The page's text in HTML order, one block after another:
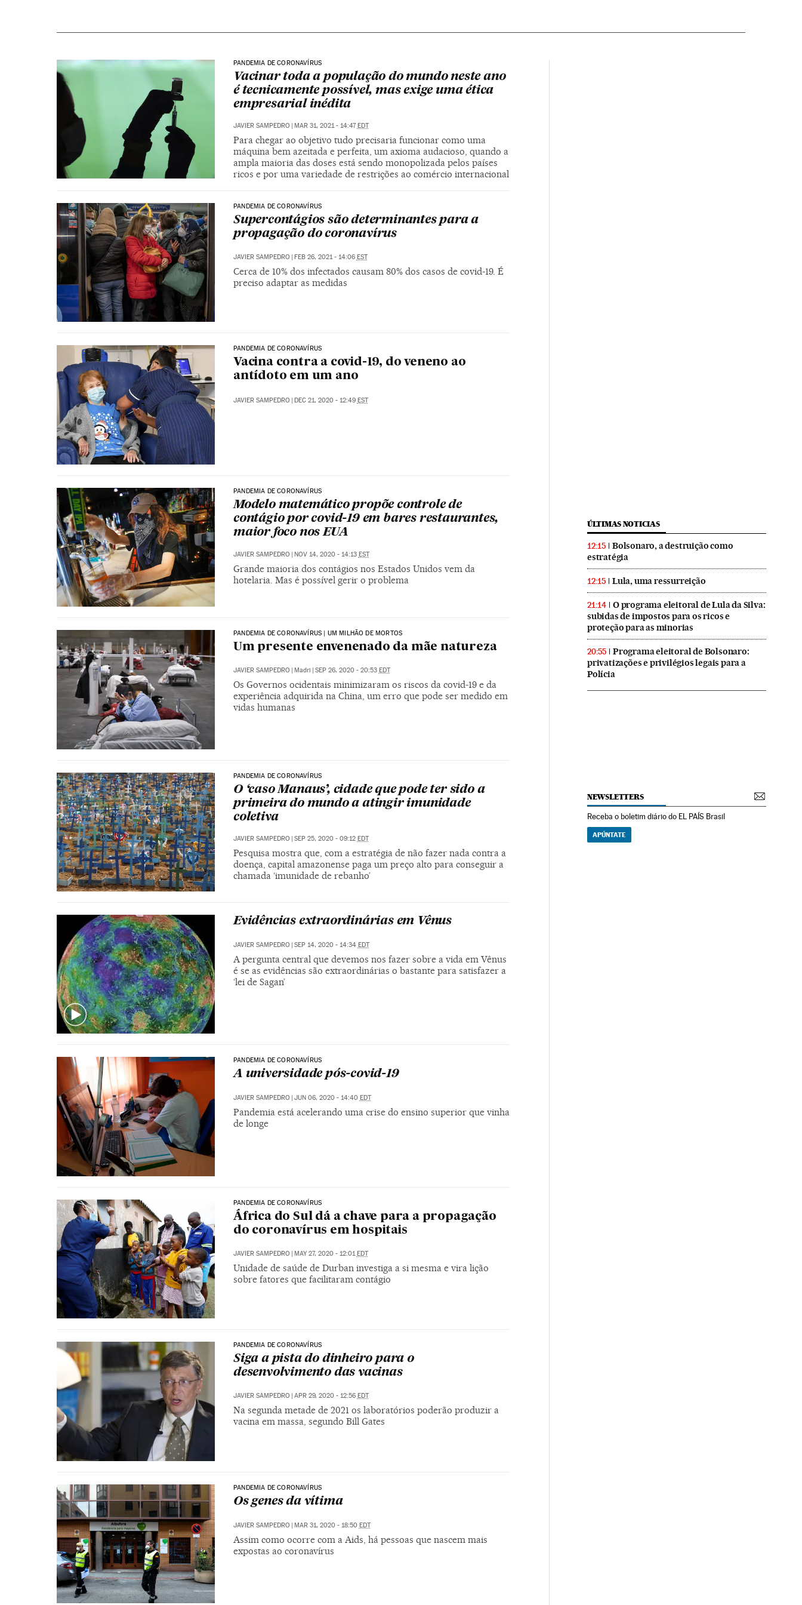
PANDEMIA DE CORONAVÍRUS
Vacinar toda a população do mundo neste ano
é tecnicamente possível, mas exige uma ética
empresarial inédita
JAVIER SAMPEDRO | MAR 31, 2021 - 14:47EDT
Para chegar ao objetivo tudo precisaria funcionar como uma
máquina bem azeitada e perfeita, um axioma audacioso, quando a
ampla maioria das doses está sendo monopolizada pelos países
ricos e por uma variedade de restrições ao comércio internacional
PANDEMIA DE CORONAVÍRUS
Supercontágios são determinantes para a
propagação do coronavírus
JAVIER SAMPEDRO | FEB 26, 2021 - 14:06 EST
Cerca de 10% dos infectados causam 80% dos casos de covid-19. É
preciso adaptar as medidas
PANDEMIA DE CORONAVÍRUS
Vacina contra a covid-19, do veneno ao
antídoto em um ano
JAVIER SAMPEDRO DEC 21, 2020 - 12:49 EST
PANDEMIA DE CORONAVÍRUS
Modelo matemático propõe controle de
contágio por covid-19 em bares restaurantes,
maior foco nos EUA
JAVIER SAMPEDRO NOV 14, 2020 - 14:13 EST
Grande maioria dos contágios nos Estados Unidos vem da
hotelaria. Mas é possível gerir o problema
PANDEMIA DE CORONAVÍRUS | UM MILHÃO DE MORTOS
Um presente envenenado da mãe natureza
JAVIER SAMPEDRO Madri SEP 26, 2020 - 20:53 EDT
Os Governos ocidentais minimizaram os riscos da covid-19 e da
experiência adquirida na China, um erro que pode ser medido em
vidas humanas
PANDEMIA DE CORONAVÍRUS
O ‘caso Manaus’, cidade que pode ter sido a
primeira do mundo a atingir imunidade
coletiva
JAVIER SAMPEDRO SEP 25, 2020 - 09:12 EDT
Pesquisa mostra que, com a estratégia de não fazer nada contra a
doença, capital amazonense paga um preço alto para conseguir a
chamada ‘imunidade de rebanho’
Evidências extraordinárias em Vênus
JAVIER SAMPEDRO | SEP 14, 2020 - 14:34 EDT
A pergunta central que devemos nos fazer sobre a vida em Vênus
é se as evidências são extraordinárias o bastante para satisfazer a
‘lei de Sagan’
PANDEMIA DE CORONAVÍRUS
A universidade pós-covid-19
JAVIER SAMPEDRO JUN 06, 2020 - 14:40 EDT
Pandemia está acelerando uma crise do ensino superior que vinha
de longe
PANDEMIA DE CORONAVÍRUS
África do Sul dá a chave para a propagação
do coronavírus em hospitais
JAVIER SAMPEDRO | MAY 27, 2020 - 12:01EDT
Unidade de saúde de Durban investiga a si mesma e vira lição
sobre fatores que facilitaram contágio
PANDEMIA DE CORONAVÍRUS
Siga a pista do dinheiro para o
desenvolvimento das vacinas
JAVIER SAMPEDRO APR 29, 2020 - 12:56 EDT
Na segunda metade de 2021 os laboratórios poderão produzir a
vacina em massa, segundo Bill Gates
PANDEMIA DE CORONAVÍRUS
Os genes da vítima
JAVIER SAMPEDRO | MAR 31, 2020 - 18:50 EDT
Assim como ocorre com a Aids, há pessoas que nascem mais
expostas ao coronavírus
ÚLTIMAS NOTICIAS
12:15
Bolsonaro, a destruição como
estratégia
12:15 Lula, uma ressurreição
21:14
O programa eleitoral de Lula da Silva:
subidas de impostos para os ricos e
proteção para as minorias
20:55
Programa eleitoral de Bolsonaro:
privatizações e privilégios legais para a
Polícia
NEWSLETTERS
Receba o boletim diário do EL PAÍS Brasil
APÚNTATE